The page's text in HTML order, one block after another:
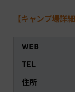
【キャンプ場詳細
WEB
TEL
住所